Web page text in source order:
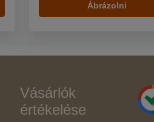
Ábrázolni
Vásárlók
értékelése